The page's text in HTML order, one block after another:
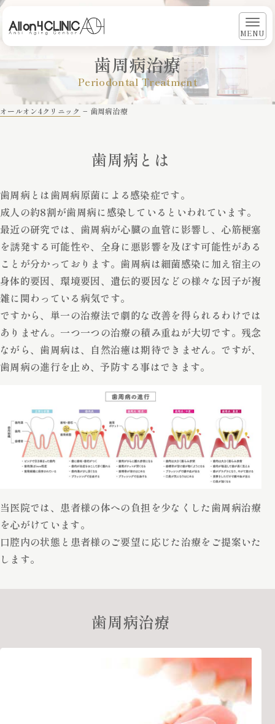
MENU
歯周病治療
Periodontal Treatment
オールオン4クリニック − 歯周病治療
歯周病とは
歯周病とは歯周病原菌による感染症です。
成人の約8割が歯周病に感染しているといわれています。
最近の研究では、歯周病が心臓の血管に影響し、心筋梗塞
を誘発する可能性や、全身に悪影響を及ぼす可能性がある
ことが分かっております。歯周病は細菌感染に加え宿主の
身体的要因、環境要因、遺伝的要因などの様々な因子が複
雑に関わっている病気です。
ですから、単一の治療法で劇的な改善を得られるわけでは
ありません。一つ一つの治療の積み重ねが大切です。残念
ながら、歯周病は、自然治癒は期待できません。ですが、
歯周病の進行を止め、予防する事はできます。
当医院では、患者様の体への負担を少なくした歯周病治療
を心がけています。
口腔内の状態と患者様のご要望に応じた治療をご提案いた
します。
歯周病治療